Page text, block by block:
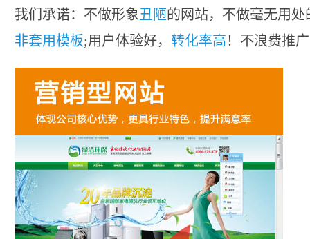
我们承诺：不做形象丑陋的网站，不做毫无用处
非套用模板;用户体验好， 转化率高！不浪费推